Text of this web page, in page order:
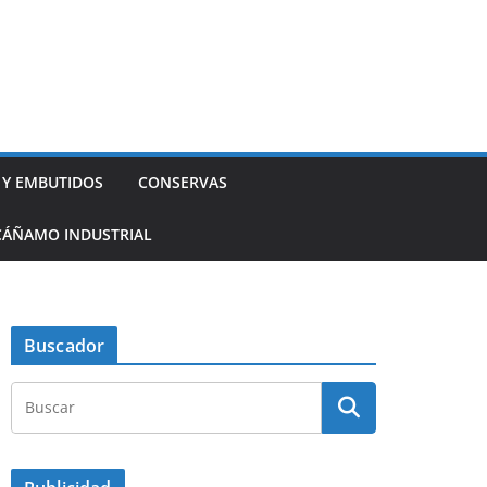
EMBUTIDOS CONSERVAS
INDUSTRIAL
Buscador